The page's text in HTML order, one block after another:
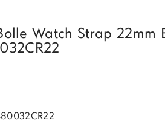
Watch Strap 22mm